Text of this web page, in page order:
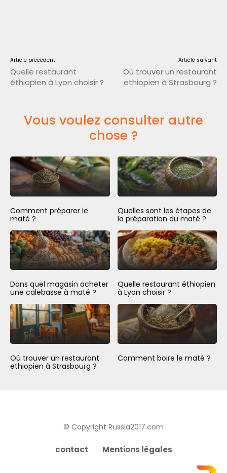
Article précédent
Quelle restaurant
éthiopien à Lyon choisir ?
Article suivant
Où trouver un restaurant
ethiopien à Strasbourg ?
Vous voulez consulter autre
chose ?
Comment préparer le
maté ?
Quelles sont les étapes de
la préparation du maté ?
Dans quel magasin acheter
une calebasse à maté ?
Quelle restaurant éthiopien
à Lyon choisir ?
Où trouver un restaurant
ethiopien à Strasbourg ?
Comment boire le maté ?
© Copyright Russia2017.com
contact Mentions légales